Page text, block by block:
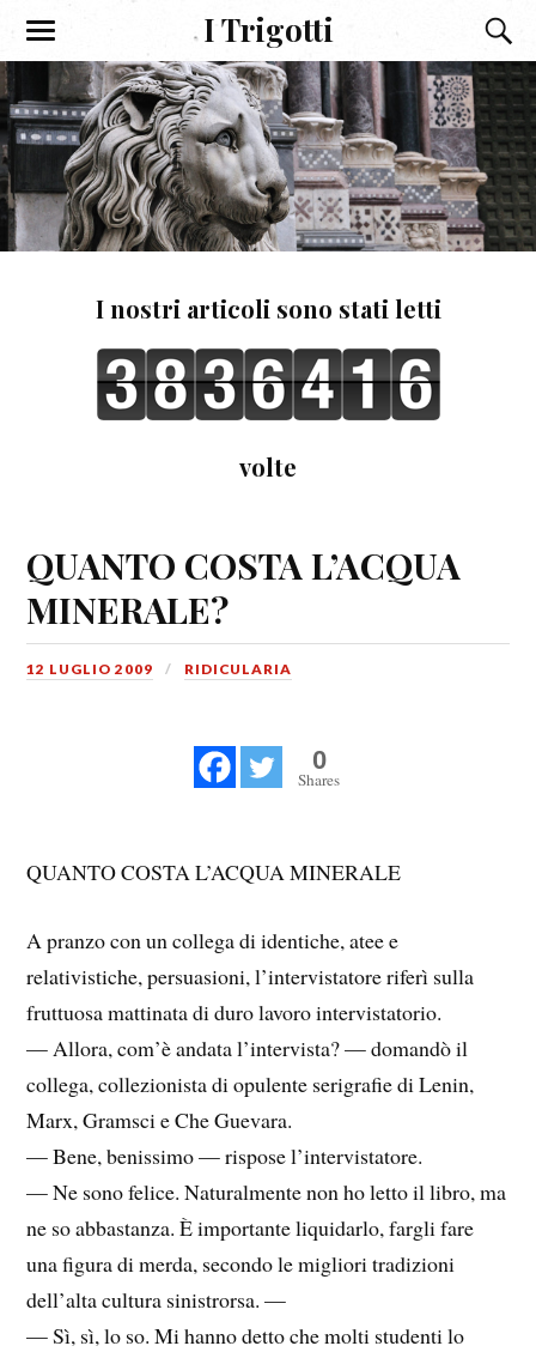
I Trigotti
I nostri articoli sono stati letti
volte
QUANTO COSTA L’ACQUA
MINERALE?
12 LUGLIO 2009 RIDICULARIA
0
Shares
QUANTO COSTA L’ACQUA MINERALE
A pranzo con un collega di identiche, atee e
relativistiche, persuasioni, l’intervistatore riferì sulla
fruttuosa mattinata di duro lavoro intervistatorio.
— Allora, com’è andata l’intervista? — domandò il
collega, collezionista di opulente serigrafie di Lenin,
Marx, Gramsci e Che Guevara.
— Bene, benissimo — rispose l’intervistatore.
— Ne sono felice. Naturalmente non ho letto il libro, ma
ne so abbastanza. È importante liquidarlo, fargli fare
una figura di merda, secondo le migliori tradizioni
dell’alta cultura sinistrorsa. —
— Sì, sì, lo so. Mi hanno detto che molti studenti lo